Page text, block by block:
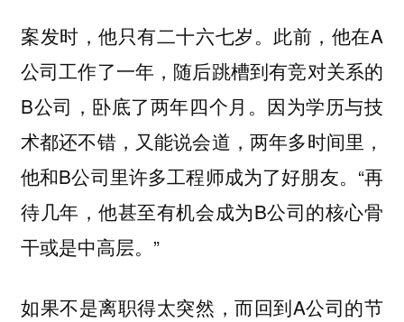
案发时，他只有二十六七岁。此前，他在A
公司工作了一年，随后跳槽到有竞对关系的
B公司，卧底了两年四个月。因为学历与技
术都还不错，又能说会道，两年多时间里，
他和B公司里许多工程师成为了好朋友。“再
待几年，他甚至有机会成为B公司的核心骨
干或是中高层。”
如果不是离职得太突然，而回到A公司的节